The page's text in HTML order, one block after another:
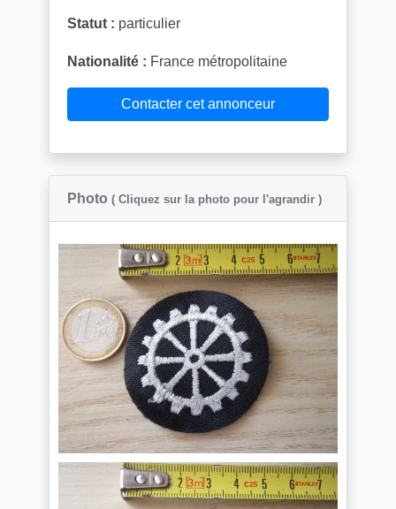
Statut : particulier
Nationalité : France métropolitaine
Contacter cet annonceur
Photo ( Cliquez sur la photo pour l'agrandir )